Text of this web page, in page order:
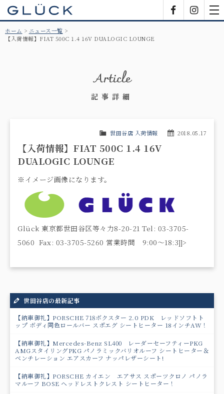
ホーム
ニュース一覧
【入荷情報】FIAT 500C 1.4 16V DUALOGIC LOUNGE
Article
記事詳細
2018.05.17
世田谷店 入荷情報
【入荷情報】FIAT 500C 1.4 16V
DUALOGIC LOUNGE
※イメージ画像になります。
Glück 東京都世田谷区等々力8-20-21 Tel: 03-3705-
5060 Fax: 03-3705-5260 営業時間 9:00〜18:3]]>
世田谷店の最新記事
【納車御礼】PORSCHE 718ボクスター 2.0 PDK レッドソフトト
ップ ボディ同色ロールバー スポエグ シートヒーター 18インチAW！
【納車御礼】Mercedes-Benz SL400 レーダーセーフティーPKG
AMGスタイリングPKG パノラミックバリオルーフ シートヒーター＆
ベンチレーション エアスカーフ ナッパレザーシート!
【納車御礼】PORSCHE カイエン エアサス スポーツクロノ パノラ
マルーフ BOSE ヘッドレストクレスト シートヒーター！